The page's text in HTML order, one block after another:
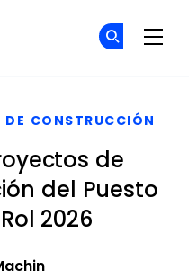
DE CONSTRUCCIÓN
de
del Puesto
2026